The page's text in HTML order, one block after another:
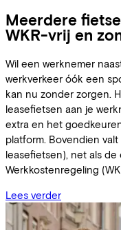
Meerdere
WKR-vrij en
Wil een werknemer
werkverkeer óók een
kan nu zonder zorgen.
leasefietsen aan je
extra en het
platform. Bovendien
leasefietsen), net als
Werkkostenregeling
Lees verder